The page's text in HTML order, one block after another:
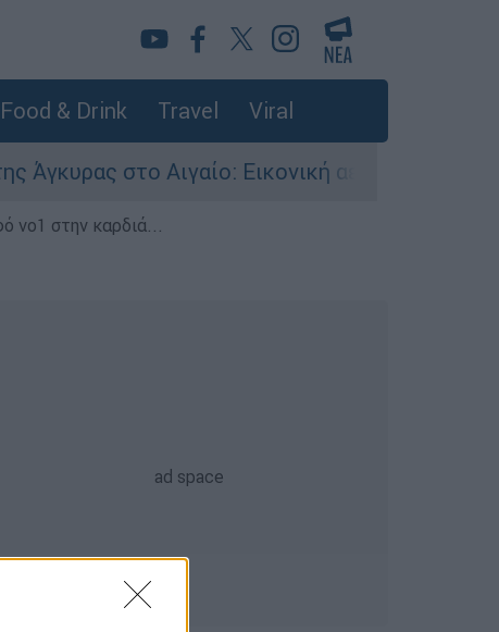
Food & Drink Travel Viral
στο Αιγαίο: Εικονική αερομαχία ανάμεσα
νο1 στην καρδιά...